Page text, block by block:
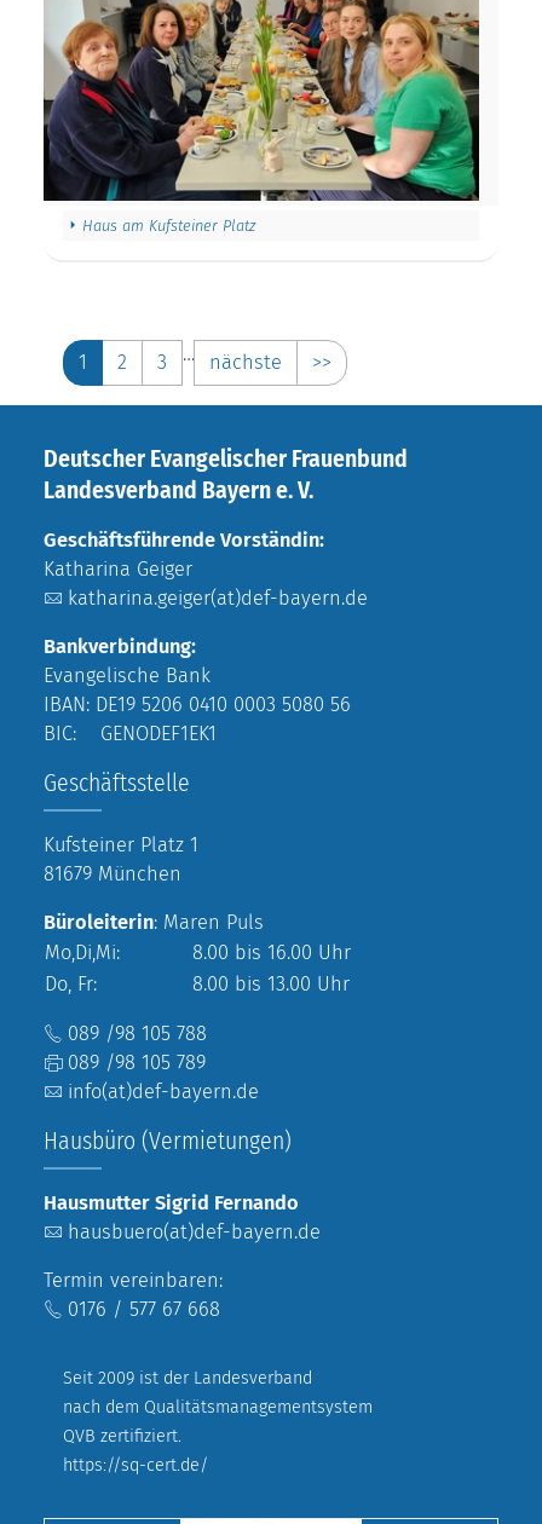
Haus am Kufsteiner Platz
1 2 3 … nächste >>
Deutscher Evangelischer Frauenbund
Landesverband Bayern e. V.
Geschäftsführende Vorständin:
Katharina Geiger
katharina.geiger(at)def-bayern.de
Bankverbindung:
Evangelische Bank
IBAN: DE19 5206 0410 0003 5080 56
BIC: GENODEF1EK1
Geschäftsstelle
Kufsteiner Platz 1
81679 München
Büroleiterin: Maren Puls
Mo,Di,Mi:
8.00 bis 16.00 Uhr
Do, Fr:
8.00 bis 13.00 Uhr
089 /98 105 788
089 /98 105 789
info(at)def-bayern.de
Hausbüro (Vermietungen)
Hausmutter Sigrid Fernando
hausbuero(at)def-bayern.de
Termin vereinbaren:
0176 / 577 67 668
Seit 2009 ist der Landesverband
nach dem Qualitätsmanagementsystem
QVB zertifiziert.
https://sq-cert.de/